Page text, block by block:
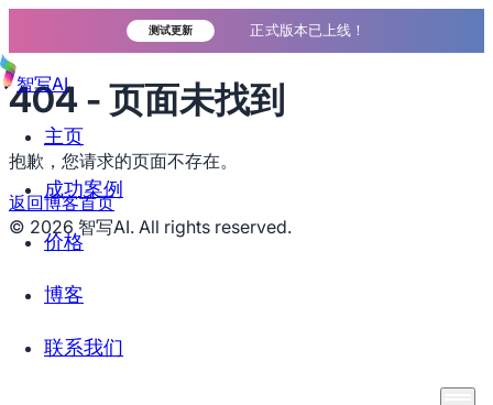
测试更新 正式版本已上线！
智写AI
主页
成功案例
价格
博客
联系我们
404 - 页面未找到
抱歉，您请求的页面不存在。
返回博客首页
© 2026 智写AI. All rights reserved.